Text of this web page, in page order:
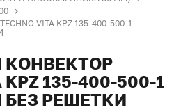
VITA KPZ 135-400-500-1
KPZ 135-400-500-1
РЕШЕТКИ